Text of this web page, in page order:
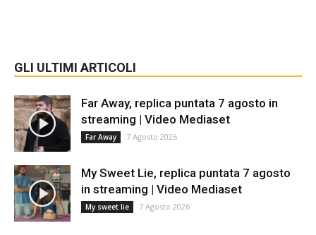
GLI ULTIMI ARTICOLI
Far Away, replica puntata 7 agosto in
streaming | Video Mediaset
Far Away 7 Agosto 2026
My Sweet Lie, replica puntata 7 agosto
in streaming | Video Mediaset
My sweet lie 7 Agosto 2026